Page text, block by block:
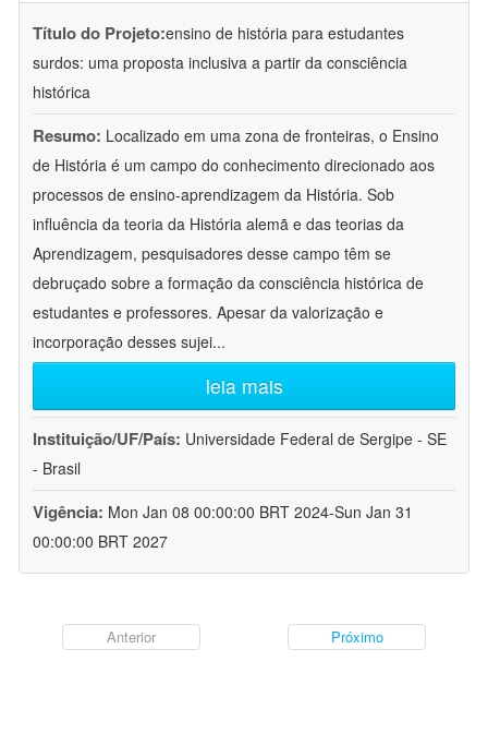
Título do Projeto:ensino de história para estudantes
surdos: uma proposta inclusiva a partir da consciência
histórica
Resumo: Localizado em uma zona de fronteiras, o Ensino
de História é um campo do conhecimento direcionado aos
processos de ensino-aprendizagem da História. Sob
influência da teoria da História alemã e das teorias da
Aprendizagem, pesquisadores desse campo têm se
debruçado sobre a formação da consciência histórica de
estudantes e professores. Apesar da valorização e
incorporação desses sujei...
leia mais
Instituição/UF/País: Universidade Federal de Sergipe - SE
- Brasil
Vigência: Mon Jan 08 00:00:00 BRT 2024-Sun Jan 31
00:00:00 BRT 2027
Anterior Próximo